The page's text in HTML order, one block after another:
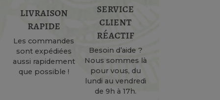
livraison
rapide
Les commandes
sont expédiées
aussi rapidement
que possible !
service
client
réactif
Besoin d’aide ?
Nous sommes là
pour vous, du
lundi au vendredi
de 9h à 17h.